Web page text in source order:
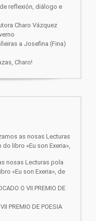
reflexión, diálogo e
Charo Vázquez
a Josefina (Fina)
Charo!
as nosas Lecturas
libro «Eu son Exeria»,
nosas Lecturas pola
«Eu son Exeria», de
O VII PREMIO DE
PREMIO DE POESIA